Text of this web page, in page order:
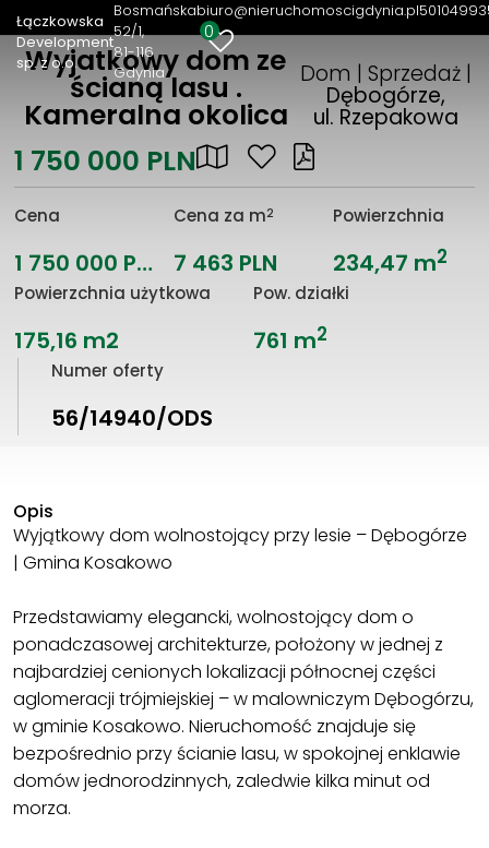
Łączkowska
Development
sp. z o.o.
Bosmańska
52/1
81-116
Gdynia
biuro@nieruchomoscigdynia.pl
0
Wyjatkowy dom ze
ścianą lasu .
Kameralna okolica
Dom | Sprzedaż |
Dębogórze,
ul. Rzepakowa
1 750 000 PLN
Cena
1 750 000 PLN
Cena za m2
7 463 PLN
Powierzchnia
234,47 m2
Powierzchnia użytkowa
175,16 m2
Pow. działki
761 m2
Numer oferty
56/14940/ODS
Opis
Wyjątkowy dom wolnostojący przy lesie – Dębogórze
| Gmina Kosakowo
Przedstawiamy elegancki, wolnostojący dom o
ponadczasowej architekturze, położony w jednej z
najbardziej cenionych lokalizacji północnej części
aglomeracji trójmiejskiej – w malowniczym Dębogórzu,
w gminie Kosakowo. Nieruchomość znajduje się
bezpośrednio przy ścianie lasu, w spokojnej enklawie
domów jednorodzinnych, zaledwie kilka minut od
morza.